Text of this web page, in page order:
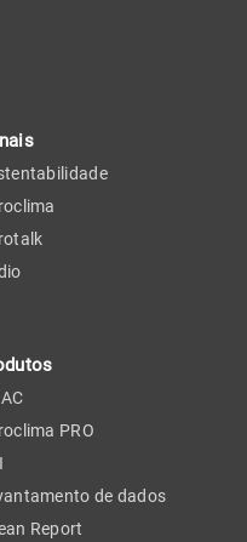
PRO
de dados
Report